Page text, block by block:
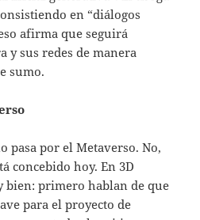
en “diálogos
afirma que seguirá
y sus redes de manera
sumo.
pasa por el Metaverso. No,
concebido hoy. En 3D
bien: primero hablan de que
para el proyecto de